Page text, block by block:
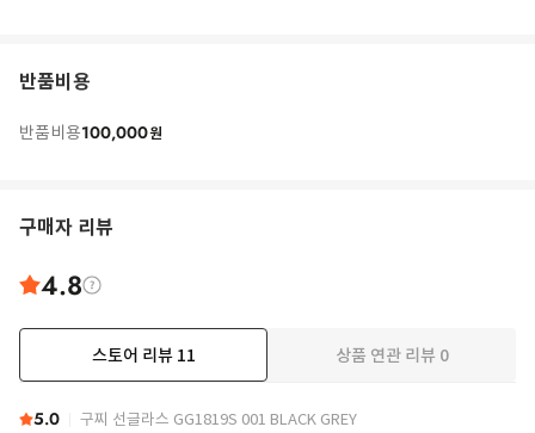
반품비용
반품비용100,000원
구매자 리뷰
4.8
스토어 리뷰 11 상품 연관 리뷰 0
5.0 구찌 선글라스 GG1819S 001 BLACK GREY